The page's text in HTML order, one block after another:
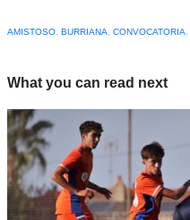
AMISTOSO, BURRIANA, CONVOCATORIA,
What you can read next